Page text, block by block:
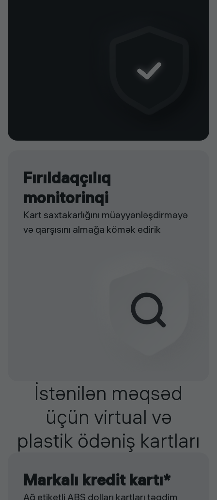
Fırıldaqçılıq
monitorinqi
Kart saxtakarlığını müəyyənləşdirməyə
və qarşısını almağa kömək edirik
İstənilən məqsəd
üçün virtual və
plastik ödəniş kartları
Markalı kredit kartı*
Ağ etiketli ABŞ dolları kartları təqdim